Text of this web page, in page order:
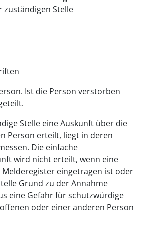
zuständigen Stelle
Ist die Person verstorben
Stelle eine Auskunft über die
Person erteilt, liegt in deren
Die einfache
wird nicht erteilt, wenn eine
eingetragen ist oder
Grund zu der Annahme
eine Gefahr für schutzwürdige
oder einer anderen Person